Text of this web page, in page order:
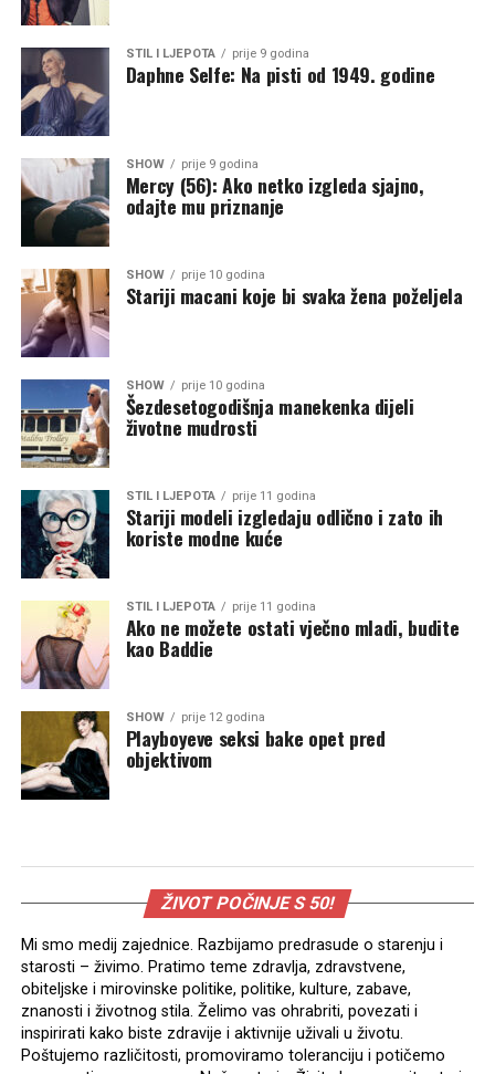
STIL I LJEPOTA prije 9 godina
Daphne Selfe: Na pisti od 1949. godine
SHOW prije 9 godina
Mercy (56): Ako netko izgleda sjajno,
odajte mu priznanje
SHOW prije 10 godina
Stariji macani koje bi svaka žena poželjela
SHOW prije 10 godina
Šezdesetogodišnja manekenka dijeli
životne mudrosti
STIL I LJEPOTA prije 11 godina
Stariji modeli izgledaju odlično i zato ih
koriste modne kuće
STIL I LJEPOTA prije 11 godina
Ako ne možete ostati vječno mladi, budite
kao Baddie
SHOW prije 12 godina
Playboyeve seksi bake opet pred
objektivom
ŽIVOT POČINJE S 50!
Mi smo medij zajednice. Razbijamo predrasude o starenju i
starosti – živimo. Pratimo teme zdravlja, zdravstvene,
obiteljske i mirovinske politike, politike, kulture, zabave,
znanosti i životnog stila. Želimo vas ohrabriti, povezati i
inspirirati kako biste zdravije i aktivnije uživali u životu.
Poštujemo različitosti, promoviramo toleranciju i potičemo